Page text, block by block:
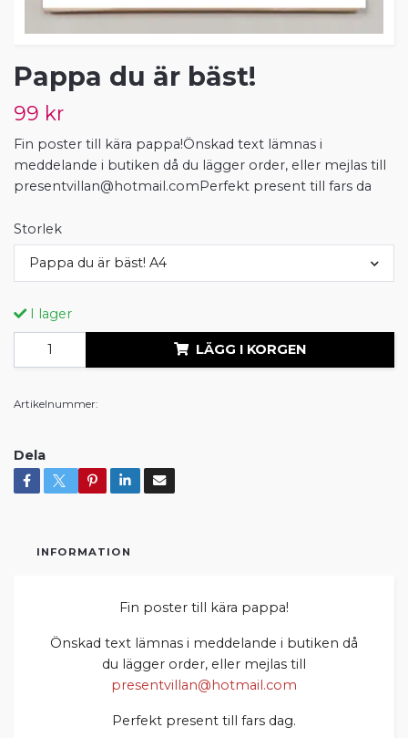
Pappa du är bäst!
99 kr
Fin poster till kära pappa!Önskad text lämnas i
meddelande i butiken då du lägger order, eller mejlas till
presentvillan@hotmail.comPerfekt present till fars da
Storlek
Pappa du är bäst! A4
I lager
LÄGG I KORGEN
Artikelnummer:
Dela
INFORMATION
Fin poster till kära pappa!
Önskad text lämnas i meddelande i butiken då
du lägger order, eller mejlas till
presentvillan@hotmail.com
Perfekt present till fars dag.